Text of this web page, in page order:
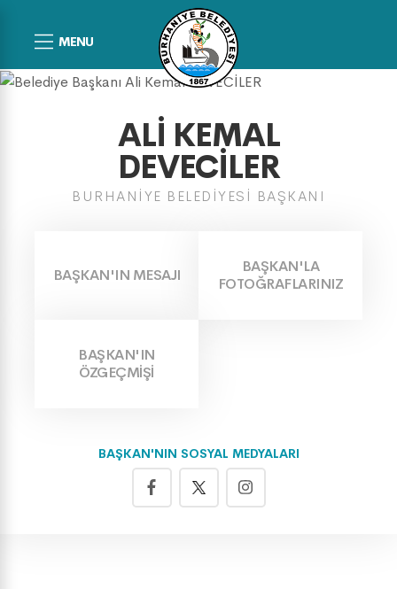
MENU
ALI KEMAL
DEVECİLER
BURHANIYE BELEDIYESI BAŞKANI
BAŞKAN'IN MESAJI
BAŞKAN'LA
FOTOĞRAFLARINIZ
BAŞKAN'IN
ÖZGEÇMIŞI
BAŞKAN'NIN SOSYAL MEDYALARI